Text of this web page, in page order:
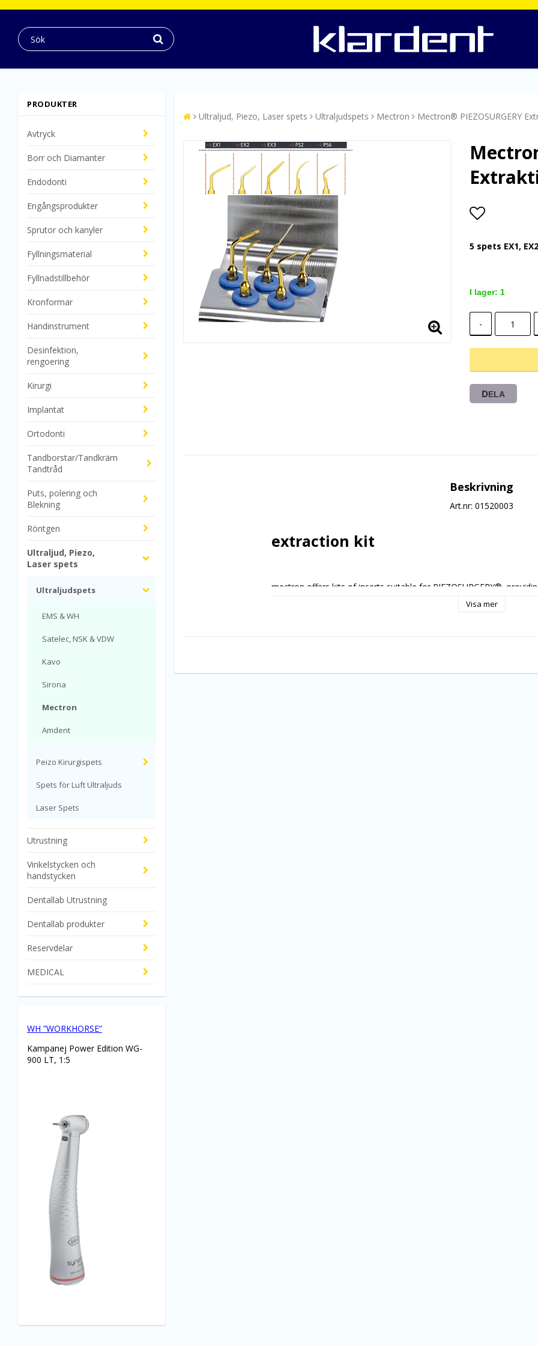
PRODUKTER
Avtryck
Borr och Diamanter
Endodonti
Engångsprodukter
Sprutor och kanyler
Fyllningsmaterial
Fyllnadstillbehör
Kronformar
Handinstrument
Desinfektion,
rengoering
Kirurgi
Implantat
Ortodonti
Tandborstar/Tandkräm
Tandtråd
Puts, polering och
Blekning
Röntgen
Ultraljud, Piezo,
Laser spets
Ultraljudspets
EMS & WH
Satelec, NSK & VDW
Kavo
Sirona
Mectron
Amdent
Peizo Kirurgispets
Spets för Luft Ultraljuds
Laser Spets
Utrustning
Vinkelstycken och
handstycken
Dentallab Utrustning
Dentallab produkter
Reservdelar
MEDICAL
WH ”WORKHORSE”
Kampanej Power Edition WG-
900 LT, 1:5
Ultraljud, Piezo, Laser spets Ultraljudspets Mectron Mectron® PIEZOSURGERY
5 spets EX1,
I lager: 1
-
DELA
Beskrivning
Art.nr: 01520003
extraction kit
mectron offers kits of inserts suitable for PIEZOSURGERY®,
Visa mer